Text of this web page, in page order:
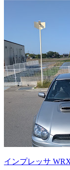
インプレッサ